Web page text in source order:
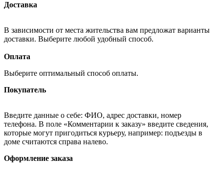
Доставка
В зависимости от места жительства вам предложат варианты
доставки. Выберите любой удобный способ.
Оплата
Выберите оптимальный способ оплаты.
Покупатель
Введите данные о себе: ФИО, адрес доставки, номер
телефона. В поле «Комментарии к заказу» введите сведения,
которые могут пригодиться курьеру, например: подъезды в
доме считаются справа налево.
Оформление заказа